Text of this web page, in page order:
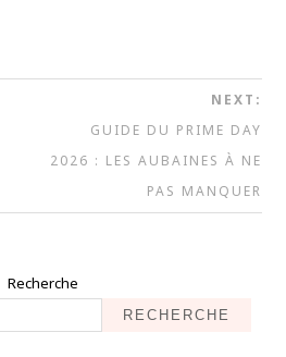
NEXT:
GUIDE DU PRIME DAY
2026 : LES AUBAINES À NE
PAS MANQUER
Recherche
RECHERCHE